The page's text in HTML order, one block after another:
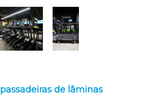
passadeiras de lâminas